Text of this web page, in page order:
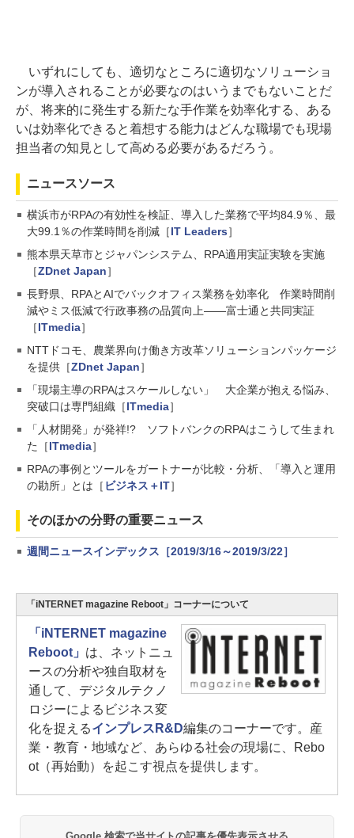
いずれにしても、適切なところに適切なソリューショ
ンが導入されることが必要なのはいうまでもないことだ
が、将来的に発生する新たな手作業を効率化する、ある
いは効率化できると着想する能力はどんな職場でも現場
担当者の知見として高める必要があるだろう。
ニュースソース
横浜市がRPAの有効性を検証、導入した業務で平均84.9％、最
大99.1％の作業時間を削減［IT Leaders］
熊本県天草市とジャパンシステム、RPA適用実証実験を実施
［ZDnet Japan］
長野県、RPAとAIでバックオフィス業務を効率化 作業時間削
減やミス低減で行政事務の品質向上――富士通と共同実証
［ITmedia］
NTTドコモ、農業界向け働き方改革ソリューションパッケージ
を提供［ZDnet Japan］
「現場主導のRPAはスケールしない」 大企業が抱える悩み、
突破口は専門組織［ITmedia］
「人材開発」が発祥!? ソフトバンクのRPAはこうして生まれ
た［ITmedia］
RPAの事例とツールをガートナーが比較・分析、「導入と運用
の勘所」とは［ ビジネス＋IT］
そのほかの分野の重要ニュース
週間ニュースインデックス［2019/3/16～2019/3/22］
「iNTERNET magazine Reboot」コーナーについて
「iNTERNET magazine
Reboot」 は、ネットニュ
ースの分析や独自取材を
通して、デジタルテクノ
ロジーによるビジネス変
化を捉えるインプレスR&D編集のコーナーです。産
業・教育・地域など、あらゆる社会の現場に、Rebo
ot（再始動）を起こす視点を提供します。